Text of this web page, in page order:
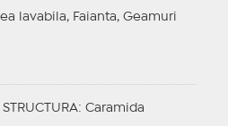
lavabila, Faianta, Geamuri
STRUCTURA: Caramida